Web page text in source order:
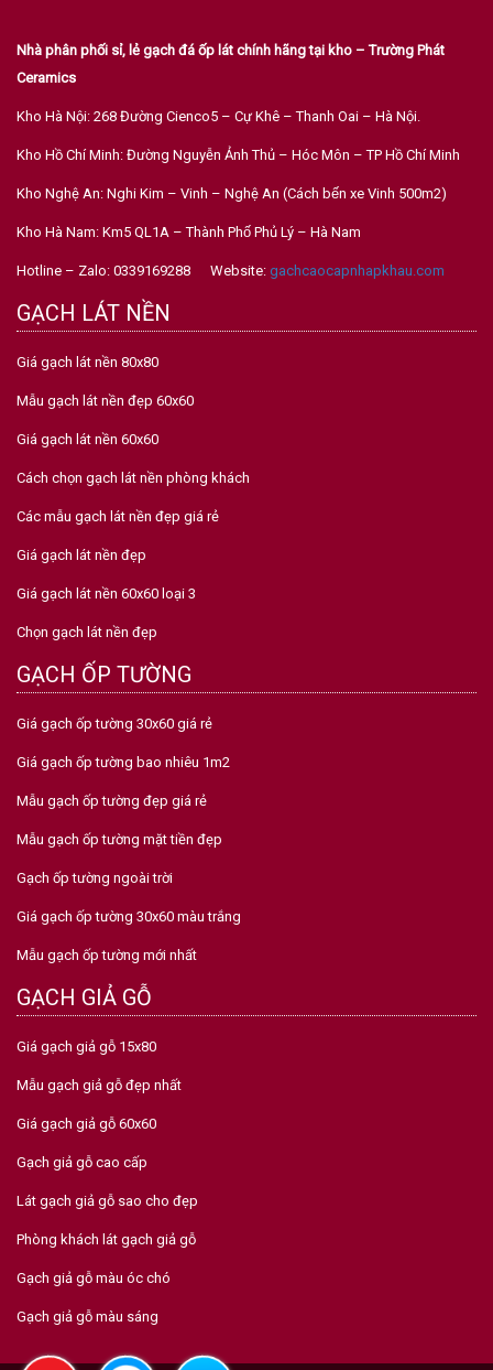
Nhà phân phối sỉ, lẻ gạch đá ốp lát chính hãng tại kho – Trường Phát
Ceramics
Kho Hà Nội: 268 Đường Cienco5 – Cự Khê – Thanh Oai – Hà Nội.
Kho Hồ Chí Minh: Đường Nguyễn Ảnh Thủ – Hóc Môn – TP Hồ Chí Minh
Kho Nghệ An: Nghi Kim – Vinh – Nghệ An (Cách bến xe Vinh 500m2)
Kho Hà Nam: Km5 QL1A – Thành Phố Phủ Lý – Hà Nam
Hotline – Zalo: 0339169288 Website: gachcaocapnhapkhau.com
GẠCH LÁT NỀN
Giá gạch lát nền 80x80
Mẫu gạch lát nền đẹp 60x60
Giá gạch lát nền 60x60
Cách chọn gạch lát nền phòng khách
Các mẫu gạch lát nền đẹp giá rẻ
Giá gạch lát nền đẹp
Giá gạch lát nền 60x60 loại 3
Chọn gạch lát nền đẹp
GẠCH ỐP TƯỜNG
Giá gạch ốp tường 30x60 giá rẻ
Giá gạch ốp tường bao nhiêu 1m2
Mẫu gạch ốp tường đẹp giá rẻ
Mẫu gạch ốp tường mặt tiền đẹp
Gạch ốp tường ngoài trời
Giá gạch ốp tường 30x60 màu trắng
Mẫu gạch ốp tường mới nhất
GẠCH GIẢ GỖ
Giá gạch giả gỗ 15x80
Mẫu gạch giả gỗ đẹp nhất
Giá gạch giả gỗ 60x60
Gạch giả gỗ cao cấp
Lát gạch giả gỗ sao cho đẹp
Phòng khách lát gạch giả gỗ
Gạch giả gỗ màu óc chó
Gạch giả gỗ màu sáng